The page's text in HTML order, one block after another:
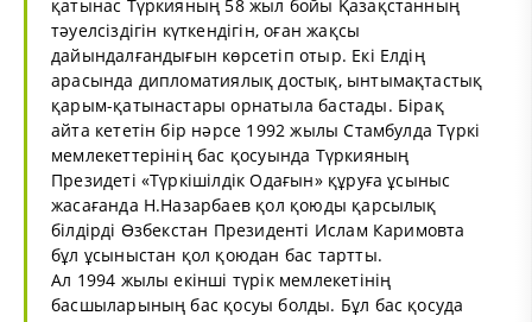
қатынас Түркияның 58 жыл бойы Қазақстанның
тәуелсіздігін күткендігін, оған жақсы
дайындалғандығын көрсетіп отыр. Екі Елдің
арасында дипломатиялық достық, ынтымақтастық
қарым-қатынастары орнатыла бастады. Бірақ
айта кететін бір нәрсе 1992 жылы Стамбулда Түркі
мемлекеттерінің бас қосуында Түркияның
Президеті «Түркішілдік Одағын» құруға ұсыныс
жасағанда Н.Назарбаев қол қоюды қарсылық
білдірді Өзбекстан Президенті Ислам Каримовта
бұл ұсыныстан қол қоюдан бас тартты.
Ал 1994 жылы екінші түрік мемлекетінің
басшыларының бас қосуы болды. Бұл бас қосуда